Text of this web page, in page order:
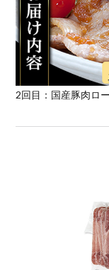
2回目：国産豚肉ロ